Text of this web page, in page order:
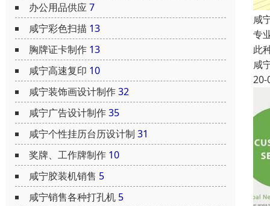
办公用品供应7
咸宁彩色扫描 13
胸牌证卡制作 13
咸宁高速复印 10
咸宁装饰画设计制作32
咸宁广告设计制作35
咸宁个性挂历台历设计制 31
奖牌、工作牌制作 10
咸宁胶装机销售 5
咸宁销售各种打孔机 5
咸
专
此
咸
20-